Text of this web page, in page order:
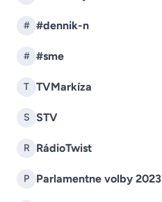
# #dennik-n
# #sme
T TVMarkíza
S STV
R RádioTwist
P Parlamentne volby 2023